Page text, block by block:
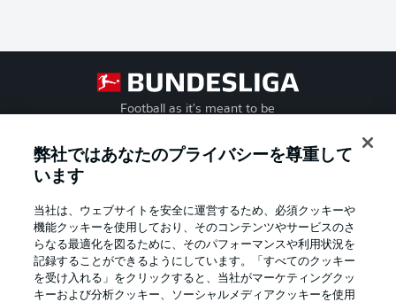
Football as it's meant to be
Official Partners
弊社ではあなたのプライバシーを尊重して
います
当社は、ウェブサイトを安全に運営するため、必須クッキーや
機能クッキーを使用しており、そのコンテンツやサービスのさ
らなる最適化を図るために、そのパフォーマンスや利用状況を
記録することができるようにしています。「すべてのクッキー
を受け入れる」をクリックすると、当社がマーケティングクッ
キーおよび分析クッキー、ソーシャルメディアクッキーを使用